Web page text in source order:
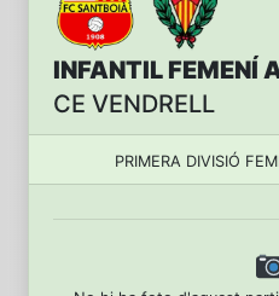
INFANTIL FEMENÍ
CE VENDRELL
PRIMERA DIVISIÓ